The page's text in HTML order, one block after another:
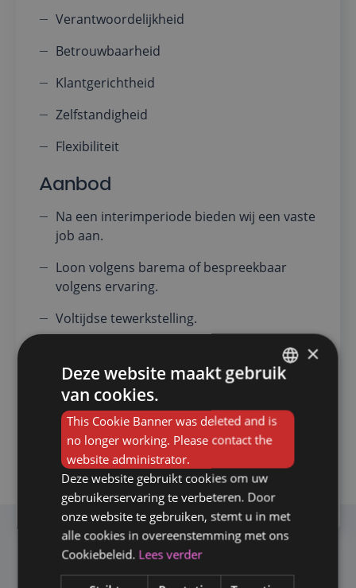
Verantwoordelijkheid
Betrouwbaarheid
Klantgerichtheid
Zelfstandigheid
Flexibiliteit
Aanbod
Na een interimperiode bieden wij een vaste
job aan.
Loon volgens barema of bespreekbaar
volgens ervaring.
Voltijdse tewerkstelling.
VERZENDEN
Solliciteer op deze vacature
DUTCH
×
Deze website maakt gebruik
van cookies.
This Cookie Banner was deleted and is
no longer working. Please contact the
website administrator.
Deze website gebruikt cookies om uw
gebruikerservaring te verbeteren. Door
onze website te gebruiken, stemt u in met
alle cookies in overeenstemming met ons
Cookiebeleid. Lees verder